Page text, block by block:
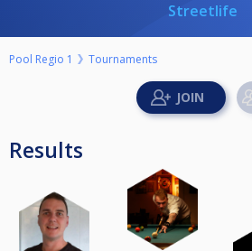
Streetlife
Pool Regio 1 Tournaments
Results